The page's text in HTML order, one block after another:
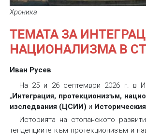
Хроника
ТЕМАТА ЗА
НАЦИОНАЛИЗМА В
Иван Русев
На 25 и 26 септември 2026 г. в
„ Интеграция, протекционизъм,
изследвания (ЦСИИ) и
Историята на стопанското
тенденциите към протекционизъм и